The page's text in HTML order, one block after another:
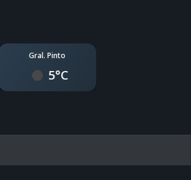
Gral. Pinto
5°C